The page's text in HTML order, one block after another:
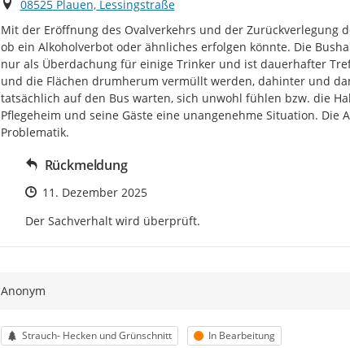
Ort
08525 Plauen, Lessingstraße
Mit der Eröffnung des Ovalverkehrs und der Zurückverlegung
ob ein Alkoholverbot oder ähnliches erfolgen könnte. Die
nur als Überdachung für einige Trinker und ist dauerhafter
und die Flächen drumherum vermüllt werden, dahinter und
tatsächlich auf den Bus warten, sich unwohl fühlen bzw. die
Pflegeheim und seine Gäste eine unangenehme Situation.
Problematik.
Rückmeldung
Zeitpunkt des Erstellens
11. Dezember 2025
Der Sachverhalt wird überprüft.
Anonym
Kategorie
Strauch- Hecken und Grünschnitt Status
In Bearbeitung